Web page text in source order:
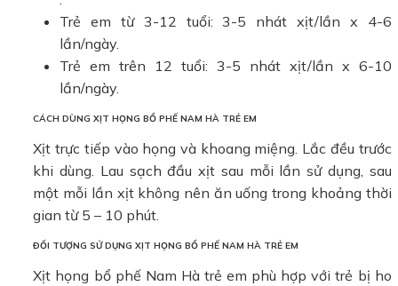
Trẻ em từ 3-12 tuổi: 3-5 nhát xịt/lần x 4-6
lần/ngày.
Trẻ em trên 12 tuổi: 3-5 nhát xịt/lần x 6-10
lần/ngày.
CÁCH DÙNG XỊT HỌNG BỔ PHẾ NAM HÀ TRẺ EM
Xịt trực tiếp vào họng và khoang miệng. Lắc đều trước
khi dùng. Lau sạch đầu xịt sau mỗi lần sử dụng, sau
một mỗi lần xịt không nên ăn uống trong khoảng thời
gian từ 5 – 10 phút.
ĐỐI TƯỢNG SỬ DỤNG XỊT HỌNG BỔ PHẾ NAM HÀ TRẺ EM
Xịt họng bổ phế Nam Hà trẻ em phù hợp với trẻ bị ho